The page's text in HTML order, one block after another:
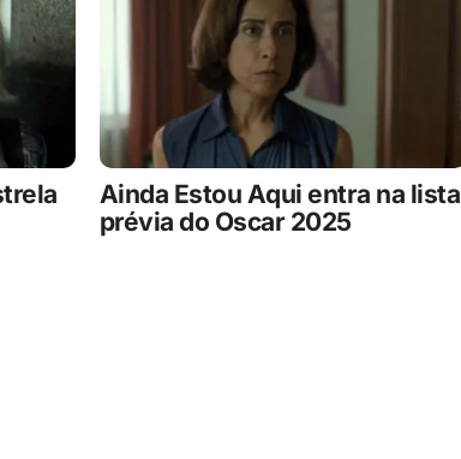
Ainda Estou Aqui entra na lista
prévia do Oscar 2025